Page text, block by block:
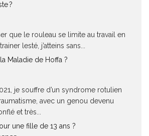
?
que le rouleau se limite au travail en
lesté, j’atteins sans...
Maladie de Hoffa ?
je souffre d’un syndrome rotulien
avec un genou devenu
et très...
une fille de 13 ans ?